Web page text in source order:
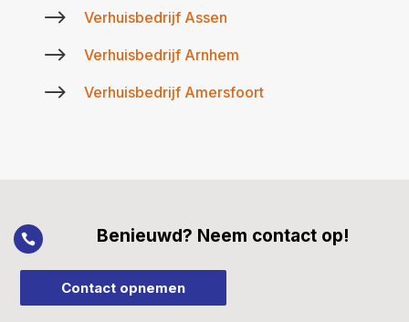
$ Verhuisbedrijf Assen
$ Verhuisbedrijf Arnhem
$ Verhuisbedrijf Amersfoort
 Benieuwd? Neem contact op!
Contact opnemen